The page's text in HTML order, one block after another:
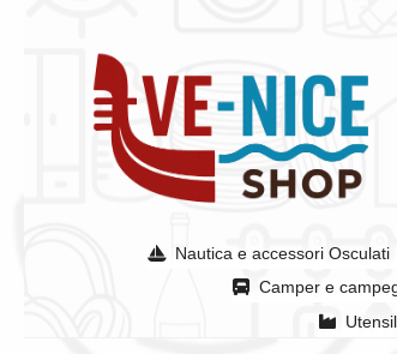
alla
navigazione
contenuto
Nautica e accessori Osculati
Camper e